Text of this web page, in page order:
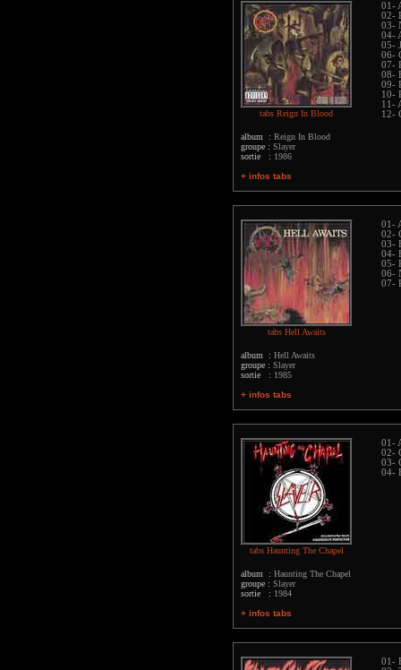
tabs Reign In Blood
album : Reign In Blood
groupe : Slayer
sortie : 1986
+ infos tabs
01-
02-
03-
04-
05-
06-
07-
08-
09-
10-
11-
12-
tabs Hell Awaits
album : Hell Awaits
groupe : Slayer
sortie : 1985
+ infos tabs
01-
02-
03-
04-
05-
06-
07-
tabs Haunting The Chapel
album : Haunting The Chapel
groupe : Slayer
sortie : 1984
+ infos tabs
01-
02-
03-
04-
01-